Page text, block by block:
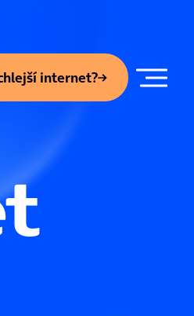
internet?